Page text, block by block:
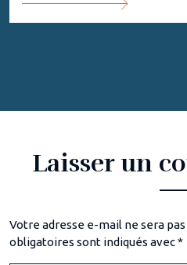
Laisser un
Votre adresse e-mail ne sera
obligatoires sont indiqués avec*